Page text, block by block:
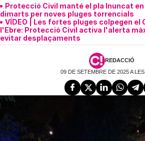
Protecció Civil manté el pla Inuncat
dimarts per noves pluges torrencials
VÍDEO | Les fortes pluges colpegen el
l'Ebre: Protecció Civil activa l'alerta
evitar desplaçaments
REDACCIÓ
09 DE SETEMBRE DE 2025 A